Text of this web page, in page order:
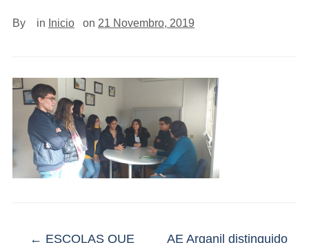
By in Inicio on 21 Novembro, 2019
← ESCOLAS QUE
AE Arganil distinguido